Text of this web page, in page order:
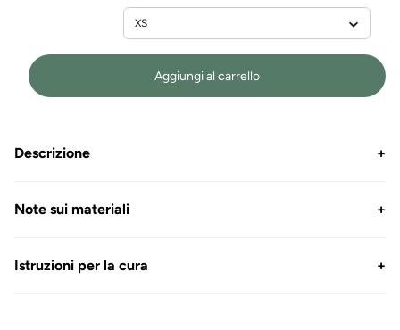
Aggiungi al carrello
Descrizione +
Note sui materiali +
Istruzioni per la cura +